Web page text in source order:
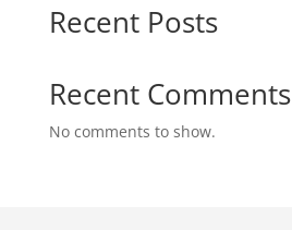
Recent Posts
Recent Comments
No comments to show.